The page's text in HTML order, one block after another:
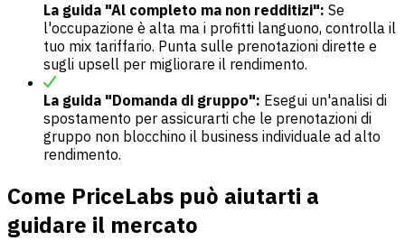
La guida "Al completo ma non redditizi": Se
l'occupazione è alta ma i profitti languono, controlla il
tuo mix tariffario. Punta sulle prenotazioni dirette e
sugli upsell per migliorare il rendimento.
La guida "Domanda di gruppo": Esegui un'analisi di
spostamento per assicurarti che le prenotazioni di
gruppo non blocchino il business individuale ad alto
rendimento.
Come PriceLabs può aiutarti a
guidare il mercato